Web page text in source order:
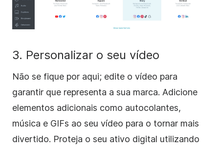
3. Personalizar o seu vídeo
Não se fique por aqui; edite o vídeo para
garantir que representa a sua marca. Adicione
elementos adicionais como autocolantes,
música e GIFs ao seu vídeo para o tornar mais
divertido. Proteja o seu ativo digital utilizando